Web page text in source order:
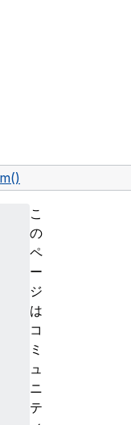
こ
の
ペ
ー
ジ
は
コ
ミ
ュ
ニ
テ